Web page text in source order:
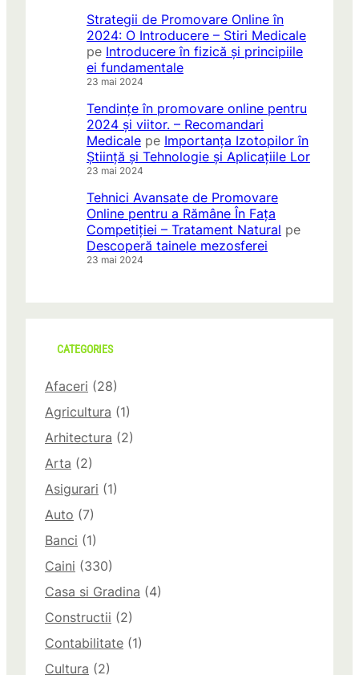
Strategii de Promovare Online în
2024: O Introducere – Stiri Medicale
pe Introducere în fizică și principiile
ei fundamentale
23 mai 2024
Tendințe în promovare online pentru
2024 și viitor. – Recomandari
Medicale pe Importanța Izotopilor în
Știință și Tehnologie și Aplicațiile Lor
23 mai 2024
Tehnici Avansate de Promovare
Online pentru a Rămâne În Fața
Competiției – Tratament Natural pe
Descoperă tainele mezosferei
23 mai 2024
CATEGORIES
Afaceri (28)
Agricultura (1)
Arhitectura (2)
Arta (2)
Asigurari (1)
Auto (7)
Banci (1)
Caini (330)
Casa si Gradina (4)
Constructii (2)
Contabilitate (1)
Cultura (2)